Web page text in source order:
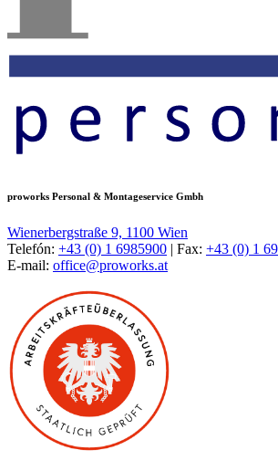
proworks Personal & Montageservice Gmbh
Wienerbergstraße 9, 1100 Wien
Telefón: +43 (0) 1 6985900 | Fax: +43 (0) 1
E-mail: office@proworks.at